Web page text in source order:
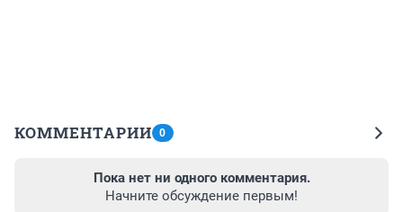
КОММЕНТАРИИ 0
Пока нет ни одного комментария.
Начните обсуждение первым!